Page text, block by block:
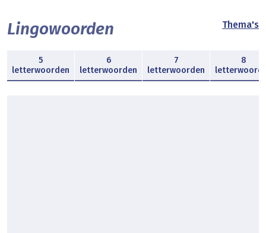
Lingowoorden Thema's
5
letterwoorden
6
letterwoorden
7
letterwoorden
8